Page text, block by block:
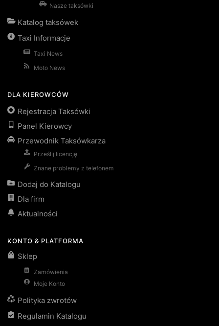
Nasze taksówki
Katalog taksówek
Taxi Informacje
Taxi News
Moto News
DLA KIEROWCÓW
Rejestracja Taksówki
Panel Kierowcy
Przewodnik Taksówkarza
Prześlij licencję
Znane problemy z telefonem
Dodaj do Katalogu
Dla firm
Aktualności
KONTO & PLATFORMA
Sklep
Zamówienia
Moje Konto
Polityka zwrotów
Regulamin Katalogu